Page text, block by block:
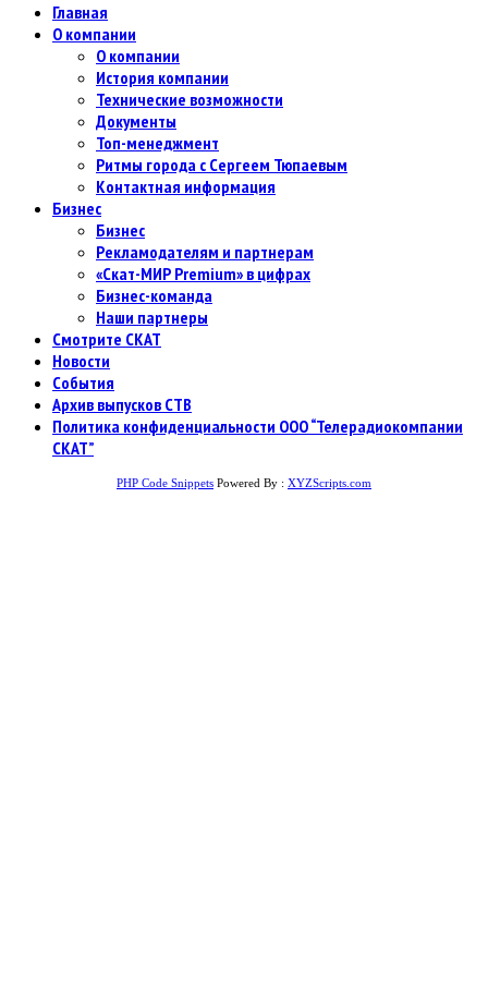
Главная
О компании
О компании
История компании
Технические возможности
Документы
Топ-менеджмент
Ритмы города с Сергеем Тюпаевым
Контактная информация
Бизнес
Бизнес
Рекламодателям и партнерам
«Скат-МИР Premium» в цифрах
Бизнес-команда
Наши партнеры
Смотрите СКАТ
Новости
События
Архив выпусков СТВ
Политика конфиденциальности ООО “Телерадиокомпании
СКАТ”
PHP Code Snippets Powered By : XYZScripts.com